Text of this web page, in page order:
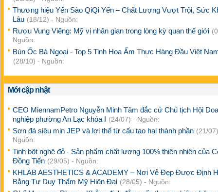
Thương hiệu Yến Sào QiQi Yến – Chất Lượng Vượt Trội, Sức
Lâu (18/12) - Nguồn:
Rượu Vung Viêng: Mỹ vị nhân gian trong lòng kỳ quan thế giới
Nguồn:
Bún Ốc Bà Ngoại - Top 5 Tinh Hoa Ẩm Thực Hàng Đầu Việt
(28/10) - Nguồn:
Mới cập nhật
CEO MiennamPetro Nguyễn Minh Tâm đắc cử Chủ tịch Hội
nghiệp phường An Lạc khóa I
(24/07) - Nguồn:
Sơn đá siêu mịn JEP và lợi thế từ cấu tạo hai thành phần (21/
Nguồn:
Tinh bột nghệ đỏ - Sản phẩm chất lượng 100% thiên nhiên của
Đồng Tiến (29/05) - Nguồn:
KHLAB AESTHETICS & ACADEMY – Nơi Vẻ Đẹp Được Định
Bằng Tư Duy Thẩm Mỹ Hiện Đại (28/05) - Nguồn: